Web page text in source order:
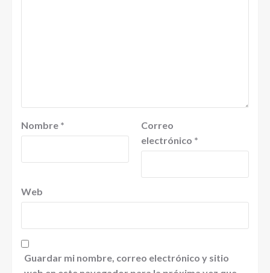
Nombre *
Correo
electrónico *
Web
Guardar mi nombre, correo electrónico y sitio